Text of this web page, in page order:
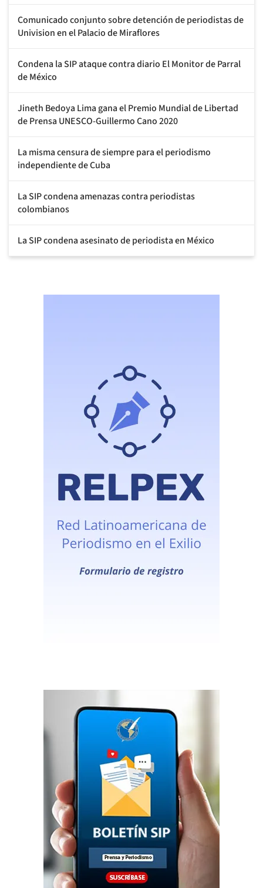
Comunicado conjunto sobre detención de periodistas de
Univision en el Palacio de Miraflores
Condena la SIP ataque contra diario El Monitor de Parral
de México
Jineth Bedoya Lima gana el Premio Mundial de Libertad
de Prensa UNESCO-Guillermo Cano 2020
La misma censura de siempre para el periodismo
independiente de Cuba
La SIP condena amenazas contra periodistas
colombianos
La SIP condena asesinato de periodista en México